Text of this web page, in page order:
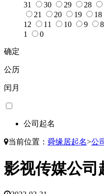
31
30 29 28
21
20 19 18
12
11 10 9 8
1
0
确定
公历
闰月
公司起名
当前位置： 舜缘居起名>公
影视传媒公司